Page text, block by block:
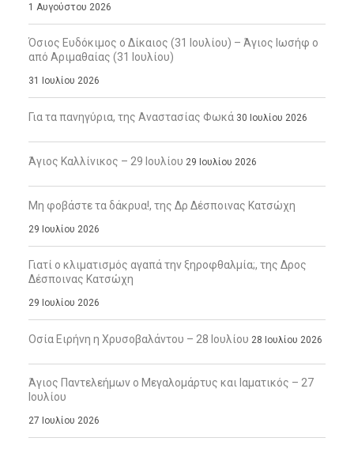
1 Αυγούστου 2026
Όσιος Ευδόκιμος ο Δίκαιος (31 Ιουλίου) – Άγιος Ιωσήφ ο
από Αριμαθαίας (31 Ιουλίου)
31 Ιουλίου 2026
Για τα πανηγύρια, της Αναστασίας Φωκά 30 Ιουλίου 2026
Άγιος Καλλίνικος – 29 Ιουλίου 29 Ιουλίου 2026
Μη φοβάστε τα δάκρυα!, της Δρ Δέσποινας Κατσώχη
29 Ιουλίου 2026
Γιατί ο κλιματισμός αγαπά την ξηροφθαλμία;, της Δρος
Δέσποινας Κατσώχη
29 Ιουλίου 2026
Οσία Ειρήνη η Χρυσοβαλάντου – 28 Ιουλίου 28 Ιουλίου 2026
Άγιος Παντελεήμων ο Μεγαλομάρτυς και Ιαματικός – 27
Ιουλίου
27 Ιουλίου 2026